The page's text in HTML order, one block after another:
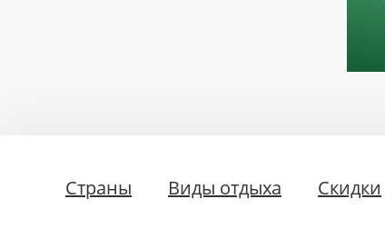
Страны Виды отдыха Скидки